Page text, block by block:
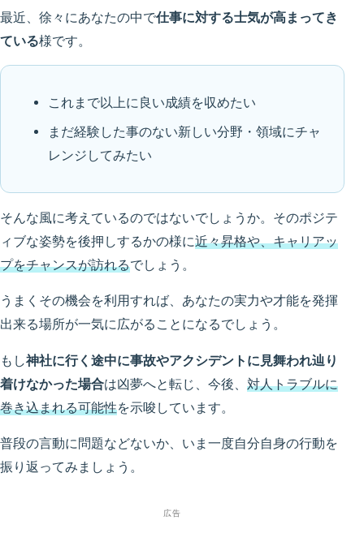
最近、徐々にあなたの中で仕事に対する士気が高まってき
ている様です。
これまで以上に良い成績を収めたい
まだ経験した事のない新しい分野・領域にチャ
レンジしてみたい
そんな風に考えているのではないでしょうか。そのポジテ
ィブな姿勢を後押しするかの様に近々昇格や、キャリアッ
プをチャンスが訪れるでしょう。
うまくその機会を利用すれば、あなたの実力や才能を発揮
出来る場所が一気に広がることになるでしょう。
もし神社に行く途中に事故やアクシデントに見舞われ辿り
着けなかった場合は凶夢へと転じ、今後、 対人トラブルに
巻き込まれる可能性を示唆しています。
普段の言動に問題などないか、いま一度自分自身の行動を
振り返ってみましょう。
広告